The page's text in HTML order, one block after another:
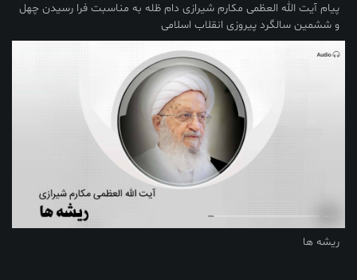
پیام آیت الله العظمی مکارم شیرازی دام ظله به مناسبت فرا رسیدن چهل
و ششمین سالگرد پیروزی انقلاب اسلامی
ریشه ها